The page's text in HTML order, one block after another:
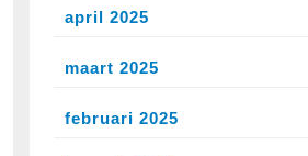
april 2025
maart 2025
februari 2025